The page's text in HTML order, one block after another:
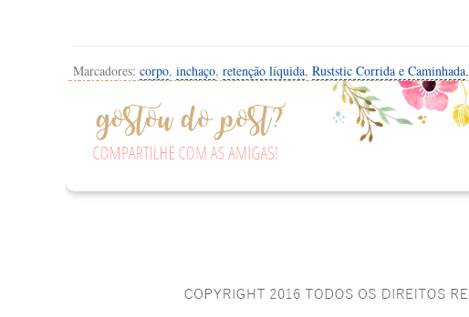
Marcadores: corpo, inchaço, retenção líquida, Ruststic Corrida e Caminhada,